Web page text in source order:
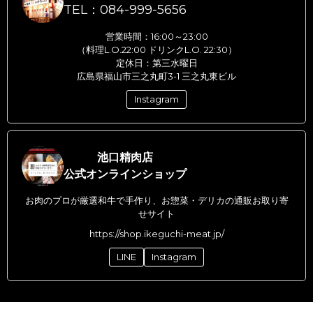
TEL：084-999-5656
営業時間：16:00～23:00
（料理L.O.22:00 ドリンクL.O. 22:30）
定休日：第三水曜日
広島県福山市三之丸町3-1 三之丸東ビル
Instagram
池口精肉店
公式オンラインショップ
お肉のプロが厳選和牛で手作り、お惣菜・デリカの通販お取り寄
せサイト
https://shop.ikeguchi-meat.jp/
LINE Instagram